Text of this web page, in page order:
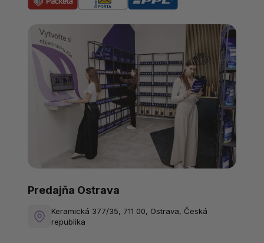
Predajňa Ostrava
Keramická 377/35, 711 00, Ostrava, Česká
republika